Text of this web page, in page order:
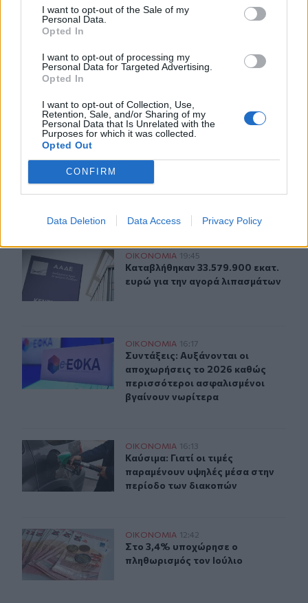
I want to opt-out of the Sale of my
Personal Data.
Opted In
I want to opt-out of processing my
Personal Data for Targeted Advertising.
Opted In
I want to opt-out of Collection, Use,
Retention, Sale, and/or Sharing of my
Personal Data that Is Unrelated with the
Purposes for which it was collected.
Opted Out
CONFIRM
Data Deletion Data Access Privacy Policy
ΣΧΕΤΙΚA AΡΘΡΑ
ΑΑΔΕ: Άνοιξε ξανά το σύστημα ΕΑΕ 2025 για
ΑΑΔΕ: Άνοιξε ξανά το σύστημα ΕΑΕ
ΑΑΔΕ: Άνοιξε ξανά το σύστημα
ΕΑΕ 2025 για διορθώσεις και
τους παραγωγούς
Όμιλος ΔΕΗ: Νέα συμφωνία για χαρτοφυλάκιο έργων
Όμιλος ΔΕΗ: Νέα συμφωνία για
Όμιλος ΔΕΗ: Νέα συμφωνία για
των 2 GW σε Πολωνία και
Καταβλήθηκαν 33.579.900 εκατ. ευρώ για την αγορά
ΟΙΚΟΝΟΜΙΑ 19:45
Καταβλήθηκαν 33.579.900 εκατ.
Καταβλήθηκαν 33.579.900 εκατ.
ευρώ για την αγορά λιπασμάτων
Συντάξεις: Αυξάνονται οι αποχωρήσεις το 2026 καθώς
ΟΙΚΟΝΟΜΙΑ 16:17
Συντάξεις: Αυξάνονται οι
Συντάξεις: Αυξάνονται οι
αποχωρήσεις το 2026 καθώς
περισσότεροι ασφαλισμένοι
βγαίνουν νωρίτερα
Καύσιμα: Γιατί οι τιμές παραμένουν υψηλές μέσα στην
ΟΙΚΟΝΟΜΙΑ 16:13
Καύσιμα: Γιατί οι τιμές
Καύσιμα: Γιατί οι τιμές
παραμένουν υψηλές μέσα στην
περίοδο των διακοπών
Στο 3,4% υποχώρησε ο πληθωρισμός τον Ιούλιο
ΟΙΚΟΝΟΜΙΑ 12:42
Στο 3,4% υποχώρησε ο
Στο 3,4% υποχώρησε ο
πληθωρισμός τον Ιούλιο